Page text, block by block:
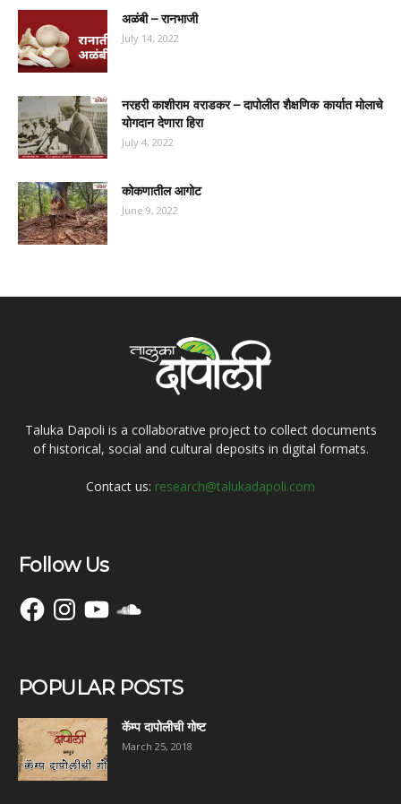
अळंबी – रानभाजी
July 14, 2022
नरहरी काशीराम वराडकर – दापोलीत शैक्षणिक कार्यात मोलाचे
योगदान देणारा हिरा
July 4, 2022
कोकणातील आगोट
June 9, 2022
Taluka Dapoli is a collaborative project to collect documents
of historical, social and cultural deposits in digital formats.
Contact us: research@talukadapoli.com
Follow Us
FacebookInstagramYouTubeSoundCloud
POPULAR POSTS
कॅम्प दापोलीची गोष्ट
March 25, 2018